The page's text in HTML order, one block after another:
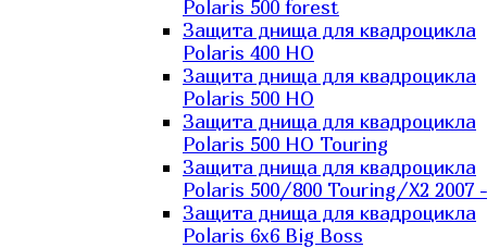
Polaris 500 forest
Защита днища для квадроцикла
Polaris 400 HO
Защита днища для квадроцикла
Polaris 500 HO
Защита днища для квадроцикла
Polaris 500 HO Touring
Защита днища для квадроцикла
Polaris 500/800 Touring/X2 2007 -
Защита днища для квадроцикла
Polaris 6х6 Big Boss